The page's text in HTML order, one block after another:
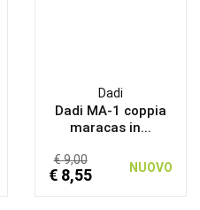
Dadi
Dadi MA-1 coppia
maracas in...
€ 9,00
€ 8,55 NUOVO